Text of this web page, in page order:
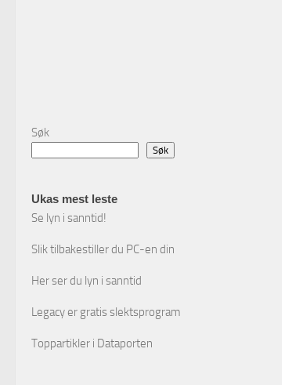
Søk
Søk
Ukas mest leste
Se lyn i sanntid!
Slik tilbakestiller du PC-en din
Her ser du lyn i sanntid
Legacy er gratis slektsprogram
Toppartikler i Dataporten